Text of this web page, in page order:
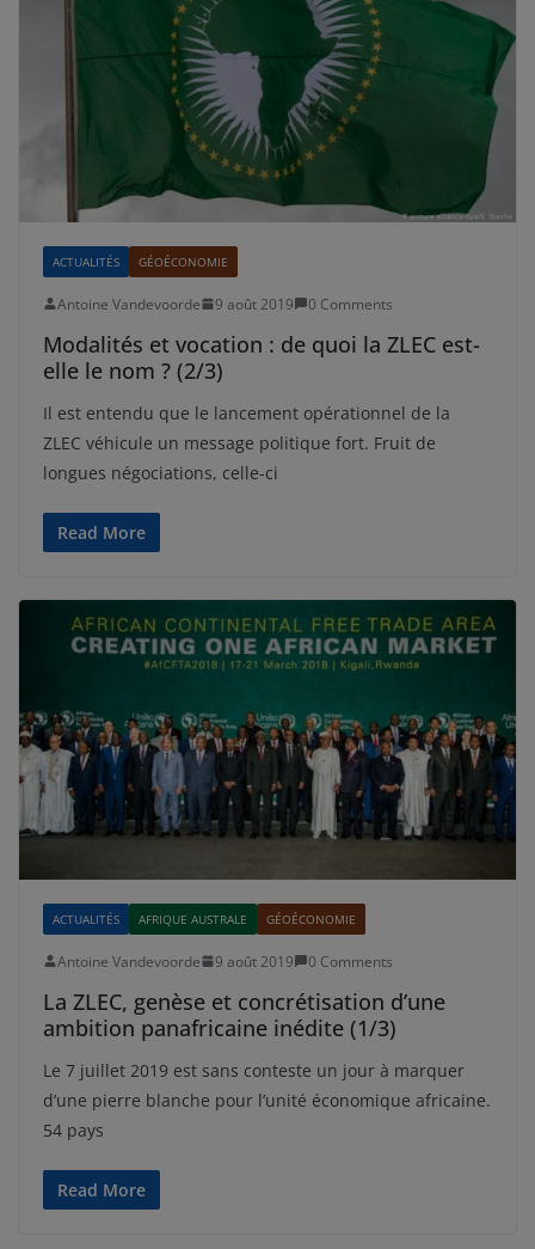
ACTUALITÉS GÉOÉCONOMIE
Antoine Vandevoorde 9 août 2019 0 Comments
Modalités et vocation : de quoi la ZLEC est-
elle le nom ? (2/3)
Il est entendu que le lancement opérationnel de la
ZLEC véhicule un message politique fort. Fruit de
longues négociations, celle-ci
Read More
ACTUALITÉS AFRIQUE AUSTRALE GÉOÉCONOMIE
Antoine Vandevoorde 9 août 2019 0 Comments
La ZLEC, genèse et concrétisation d’une
ambition panafricaine inédite (1/3)
Le 7 juillet 2019 est sans conteste un jour à marquer
d’une pierre blanche pour l’unité économique africaine.
54 pays
Read More